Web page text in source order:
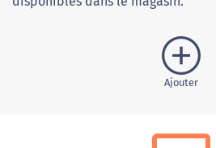
Ajouter